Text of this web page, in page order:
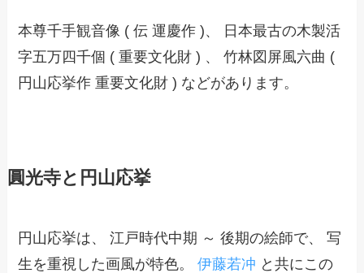
本尊千手観音像 ( 伝 運慶作 )、 日本最古の木製活
字五万四千個 ( 重要文化財 ) 、 竹林図屏風六曲 (
円山応挙作 重要文化財 ) などがあります。
圓光寺と円山応挙
円山応挙は、 江戸時代中期 ～ 後期の絵師で、 写
生を重視した画風が特色。伊藤若冲 と共にこの